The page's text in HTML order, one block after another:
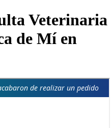
Veterinaria
de Mí en